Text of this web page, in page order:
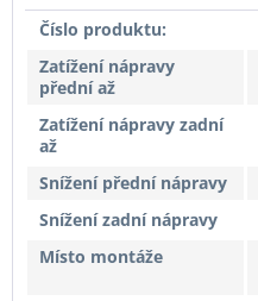
Číslo produktu:
Zatížení nápravy
přední až
Zatížení nápravy zadní
až
Snížení přední nápravy
Snížení zadní nápravy
Místo montáže